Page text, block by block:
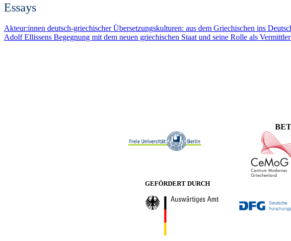
Essays
Akteur:innen deutsch-griechischer Übersetzungskulturen: aus dem Griechischen ins
Adolf Ellissens Begegnung mit dem neuen griechischen Staat und seine Rolle als
GEFÖRDERT DURCH